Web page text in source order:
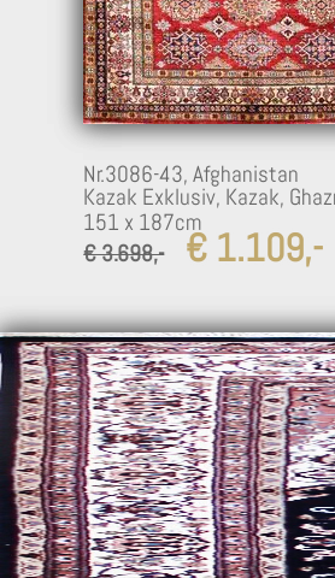
Nr.3086-43,Afghanistan
Kazak Exklusiv, Kazak,
151 x 187cm
€ 3.698,-
€ 1.109,-